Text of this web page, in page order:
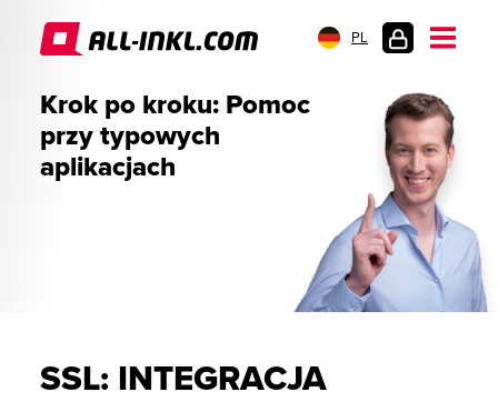
PL
Krok po kroku: Pomoc
przy typowych
aplikacjach
SSL: INTEGRACJA